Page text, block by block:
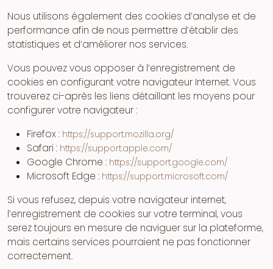
Nous utilisons également des cookies d’analyse et de
performance afin de nous permettre d’établir des
statistiques et d’améliorer nos services.
Vous pouvez vous opposer à l’enregistrement de
cookies en configurant votre navigateur Internet. Vous
trouverez ci-après les liens détaillant les moyens pour
configurer votre navigateur :
Firefox : https://support.mozilla.org/
Safari : https://support.apple.com/
Google Chrome : https://support.google.com/
Microsoft Edge : https://support.microsoft.com/
Si vous refusez, depuis votre navigateur internet,
l’enregistrement de cookies sur votre terminal, vous
serez toujours en mesure de naviguer sur la plateforme,
mais certains services pourraient ne pas fonctionner
correctement.